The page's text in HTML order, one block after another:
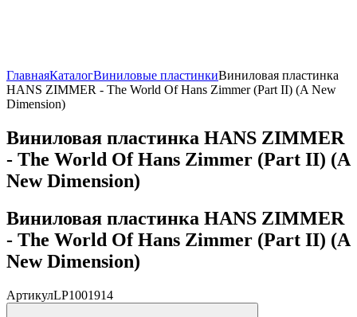
ГлавнаяКаталогВиниловые пластинкиВиниловая пластинка
HANS ZIMMER - The World Of Hans Zimmer (Part II) (A New
Dimension)
Виниловая пластинка HANS ZIMMER
- The World Of Hans Zimmer (Part II) (A
New Dimension)
Виниловая пластинка HANS ZIMMER
- The World Of Hans Zimmer (Part II) (A
New Dimension)
АртикулLP1001914